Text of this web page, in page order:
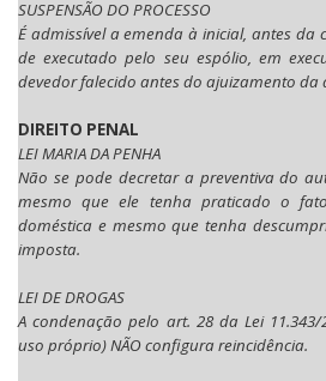
SUSPENSÃO DO PROCESSO
É admissível a emenda à inicial, antes da
de executado pelo seu espólio, em
devedor falecido antes do ajuizamento da
DIREITO PENAL
LEI MARIA DA PENHA
Não se pode decretar a preventiva do
mesmo que ele tenha praticado o
doméstica e mesmo que tenha
imposta.
LEI DE DROGAS
A condenação pelo art. 28 da Lei
uso próprio) NÃO configura reincidência.